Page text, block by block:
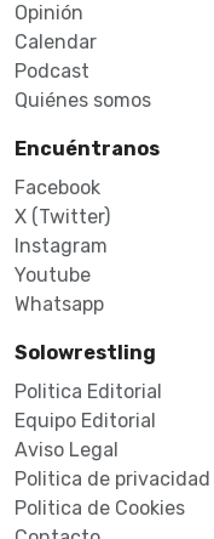
Opinión
Calendar
Podcast
Quiénes somos
Encuéntranos
Facebook
X (Twitter)
Instagram
Youtube
Whatsapp
Solowrestling
Politica Editorial
Equipo Editorial
Aviso Legal
Politica de privacidad
Politica de Cookies